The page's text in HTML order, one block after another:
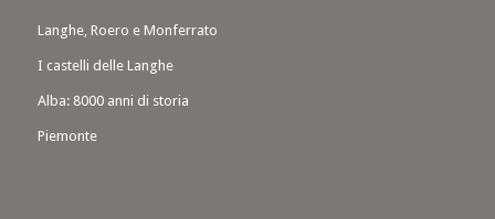
Langhe, Roero e Monferrato
I castelli delle Langhe
Alba: 8000 anni di storia
Piemonte